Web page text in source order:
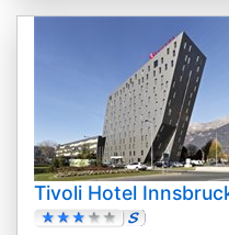
Tivoli Hotel